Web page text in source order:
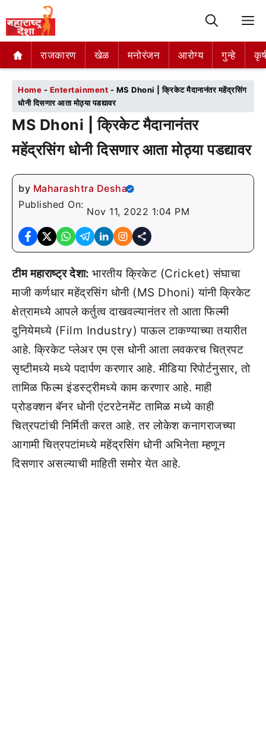
राजकारण खेळ मनोरंजन आरोग्य गुन्हे
राजकारण खेळ मनोरंजन आरोग्य गुन्हे
Home - Entertainment - MS Dhoni | क्रिकेट मैदानानंतर महेंद्रसिंग
धोनी दिसणार आता मोठ्या पडद्यावर
MS Dhoni | क्रिकेट मैदानानंतर
महेंद्रसिंग धोनी दिसणार आता मोठ्या पडद्यावर
by Maharashtra Desha
Published On:
Nov 11, 2022 1:04 PM
टीम महाराष्ट्र देशा: भारतीय क्रिकेट (Cricket) संघाचा
माजी कर्णधार महेंद्रसिंग धोनी (MS Dhoni) यांनी क्रिकेट
क्षेत्रामध्ये आपले कर्तुत्व दाखवल्यानंतर तो आता फिल्मी
दुनियेमध्ये (Film Industry) पाऊल टाकण्याच्या तयारीत
आहे. क्रिकेट प्लेअर एम एस धोनी आता लवकरच चित्रपट
सृष्टीमध्ये मध्ये पदार्पण करणार आहे. मीडिया रिपोर्टनुसार, तो
तामिळ फिल्म इंडस्ट्रीमध्ये काम करणार आहे. माही
प्रोडक्शन बॅनर धोनी एंटरटेनमेंट तामिळ मध्ये काही
चित्रपटांची निर्मिती करत आहे. तर लोकेश कनागराजच्या
आगामी चित्रपटांमध्ये महेंद्रसिंग धोनी अभिनेता म्हणून
दिसणार असल्याची माहिती समोर येत आहे.